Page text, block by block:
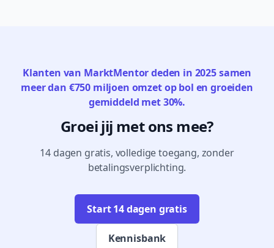
Klanten van MarktMentor deden in 2025 samen
meer dan €750 miljoen omzet op bol en groeiden
gemiddeld met 30%.
Groei jij met ons mee?
14 dagen gratis, volledige toegang, zonder
betalingsverplichting.
Start 14 dagen gratis
Kennisbank